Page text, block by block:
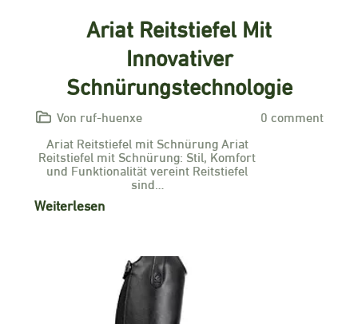
Ariat Reitstiefel Mit
Innovativer
Schnürungstechnologie
Von ruf-huenxe
0 comment
Ariat Reitstiefel mit Schnürung Ariat
Reitstiefel mit Schnürung: Stil, Komfort
und Funktionalität vereint Reitstiefel
sind…
Weiterlesen